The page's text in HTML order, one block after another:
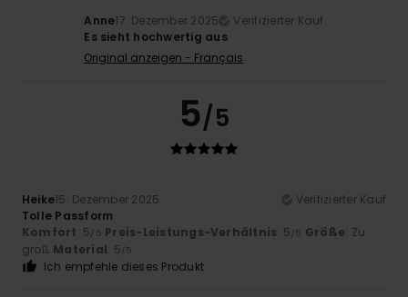
Anne17. Dezember 2025
Verifizierter Kauf
Es sieht hochwertig aus
Original anzeigen - Français
5/5
Heike15. Dezember 2025
Verifizierter Kauf
Tolle Passform
Komfort: 5/5 Preis-Leistungs-Verhältnis: 5/5 Größe: Zu
groß Material: 5/5
Ich empfehle dieses Produkt